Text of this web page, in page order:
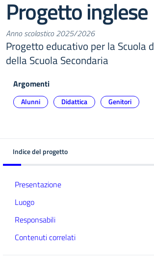
Progetto inglese
Anno scolastico 2025/2026
Progetto educativo per la Scuola
della Scuola Secondaria
Argomenti
Alunni Didattica Genitori
Indice del progetto
Presentazione
Luogo
Responsabili
Contenuti correlati